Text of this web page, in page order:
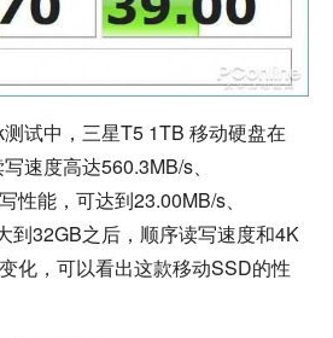
试中，三星T5 1TB 移动硬盘在
速度高达560.3MB/s、
性能，可达到23.00MB/s、
到32GB之后，顺序读写速度和4K
化，可以看出这款移动SSD的性